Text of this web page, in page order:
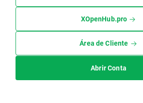
XOpenHub.pro
Área de Cliente
Abrir Conta